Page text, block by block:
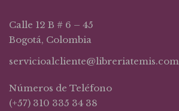
Calle 12 B # 6 – 45
Bogotá, Colombia
servicioalcliente@libreriatemis.com
Números de Teléfono
(+57) 310 335 34 38